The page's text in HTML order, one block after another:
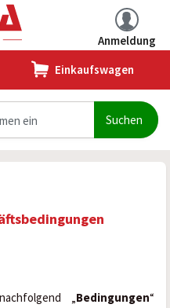
Anmeldung
Einkaufswagen
„Bedingungen“